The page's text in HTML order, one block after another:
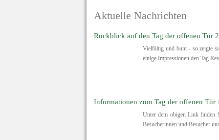
Aktuelle Nachrichten
Rückblick auf den Tag der offenen Tür
Vielfältig und bunt - so zeigte
einige Impressionen den Tag
Informationen zum Tag der offenen Tür
Unter dem obigen Link finden
Besucherinnen und Besucher